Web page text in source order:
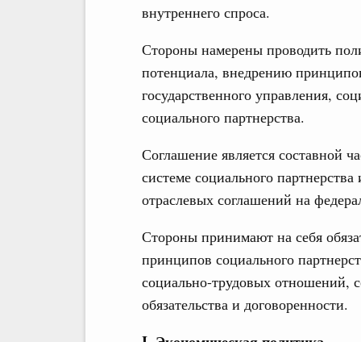
внутреннего спроса.
Стороны намерены проводить
потенциала, внедрению
государственного управления,
социального партнерства.
Соглашение является составной
системе социального
отраслевых соглашений на
Стороны принимают на себя
принципов социального
социально-трудовых отношений,
обязательства и договоренности.